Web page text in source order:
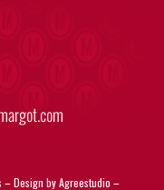
– Design byAgreestudio –